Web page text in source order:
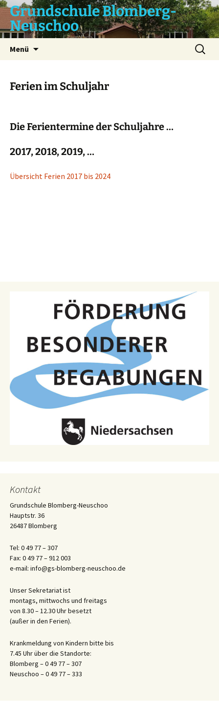
Zum
Inhalt
springen
Grundschule Blomberg-
Neuschoo
Menü
Suchen
nach:
Ferien im Schuljahr
Die Ferientermine der Schuljahre …
2017, 2018, 2019, …
Übersicht Ferien 2017 bis 2024
Kontakt
Grundschule Blomberg-Neuschoo
Hauptstr. 36
26487 Blomberg
Tel: 0 49 77 – 307
Fax: 0 49 77 – 912 003
e-mail: info@gs-blomberg-neuschoo.de
Unser Sekretariat ist
montags, mittwochs und freitags
von 8.30 – 12.30 Uhr besetzt
(außer in den Ferien).
Krankmeldung von Kindern bitte bis
7.45 Uhr über die Standorte:
Blomberg – 0 49 77 – 307
Neuschoo – 0 49 77 – 333